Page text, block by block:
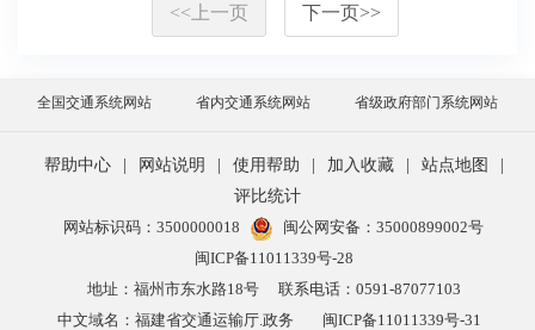
<< 上一页 下一页>>
全国交通系统网站 省内交通系统网站 省级政府部门系统网站
帮助中心 网站说明 使用帮助 加入收藏 站点地图
评比统计
网站标识码：3500000018
闽公网安备：35000899002号
闽ICP备11011339号-28
地址：福州市东水路18号
联系电话：0591-87077103
中文域名：福建省交通运输厅.政务
闽ICP备11011339号-31